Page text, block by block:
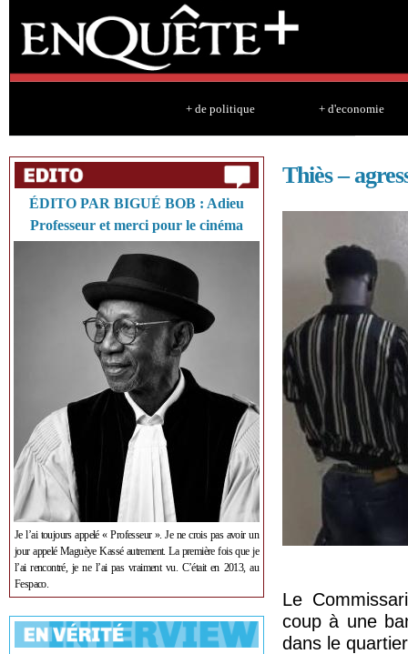
+ de politique + d'economie
ÉDITO PAR BIGUÉ BOB : Adieu
Professeur et merci pour le cinéma
Je l’ai toujours appelé « Professeur ». Je ne crois pas avoir un
jour appelé Maguèye Kassé autrement. La première fois que je
l’ai rencontré, je ne l’ai pas vraiment vu. C’était en 2013, au
Fespaco.
Thiès –
Le
coup à une
dans le